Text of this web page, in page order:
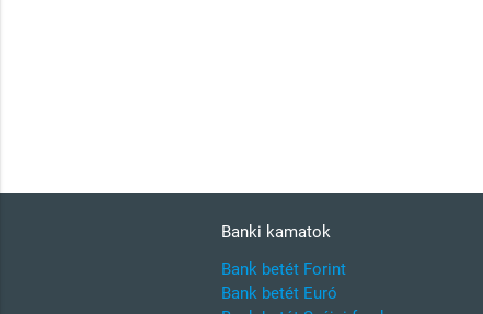
Banki kamatok
Bank betét Forint
Bank betét Euró